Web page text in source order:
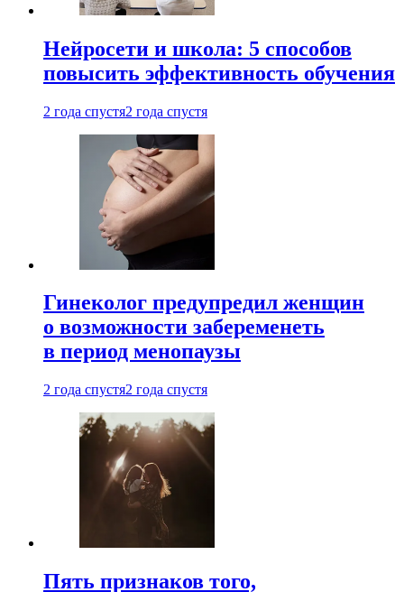
Нейросети и школа: 5 способов
повысить эффективность обучения
2 года спустя2 года спустя
Гинеколог предупредил женщин
о возможности забеременеть
в период менопаузы
2 года спустя2 года спустя
Пять признаков того,